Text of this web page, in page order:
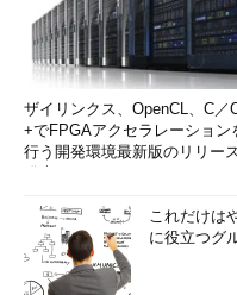
ザイリンクス、OpenCL、C／
+でFPGAアクセラレーション
行う開発環境最新版のリリー
これだけは
に役立つグ